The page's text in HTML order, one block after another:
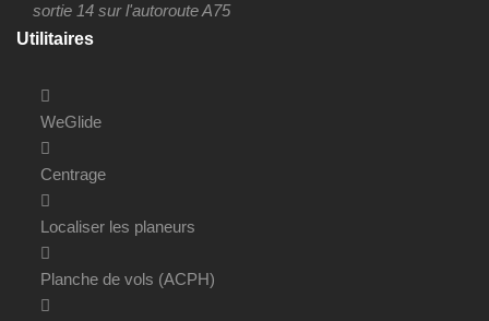
sortie 14 sur l'autoroute A75
Utilitaires
WeGlide
Centrage
Localiser les planeurs
Planche de vols (ACPH)